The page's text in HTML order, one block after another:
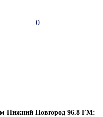
0
Нижний Новгород 96.8 FM: